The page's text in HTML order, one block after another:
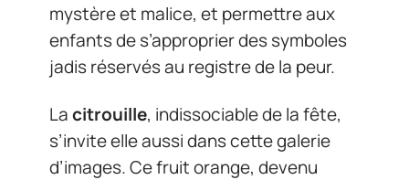
mystère et malice, et permettre aux
enfants de s’approprier des symboles
jadis réservés au registre de la peur.
Lacitrouille, indissociable de la fête,
s’invite elle aussi dans cette galerie
d’images. Ce fruit orange, devenu